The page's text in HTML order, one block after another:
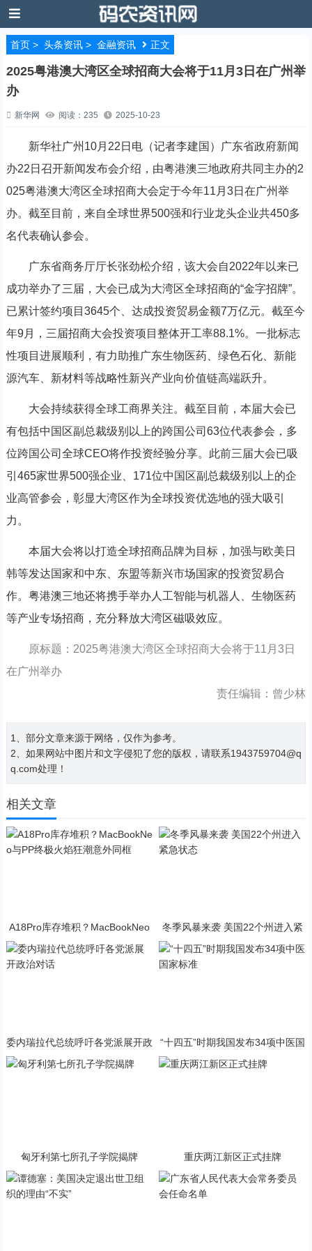
首页> 头条资讯> 金融资讯 正文
2025粤港澳大湾区全球招商大会将于11月3日在广州举
办
新华网 阅读：235 2025-10-23
新华社广州10月22日电（记者李建国）广东省政府新闻
办22日召开新闻发布会介绍，由粤港澳三地政府共同主办的2
025粤港澳大湾区全球招商大会定于今年11月3日在广州举
办。截至目前，来自全球世界500强和行业龙头企业共450多
名代表确认参会。
广东省商务厅厅长张劲松介绍，该大会自2022年以来已
成功举办了三届，大会已成为大湾区全球招商的“金字招牌”。
已累计签约项目3645个、达成投资贸易金额7万亿元。截至今
年9月，三届招商大会投资项目整体开工率88.1%。一批标志
性项目进展顺利，有力助推广东生物医药、绿色石化、新能
源汽车、新材料等战略性新兴产业向价值链高端跃升。
大会持续获得全球工商界关注。截至目前，本届大会已
有包括中国区副总裁级别以上的跨国公司63位代表参会，多
位跨国公司全球CEO将作投资经验分享。此前三届大会已吸
引465家世界500强企业、171位中国区副总裁级别以上的企
业高管参会，彰显大湾区作为全球投资优选地的强大吸引
力。
本届大会将以打造全球招商品牌为目标，加强与欧美日
韩等发达国家和中东、东盟等新兴市场国家的投资贸易合
作。粤港澳三地还将携手举办人工智能与机器人、生物医药
等产业专场招商，充分释放大湾区磁吸效应。
原标题：2025粤港澳大湾区全球招商大会将于11月3日
在广州举办
责任编辑：曾少林
1、部分文章来源于网络，仅作为参考。
2、如果网站中图片和文字侵犯了您的版权，请联系1943759704@q
q.com处理！
相关文章
A18Pro库存堆积？MacBookNeo
与PP终极火焰狂潮意外同框
冬季风暴来袭 美国22个州进入紧
急状态
委内瑞拉代总统呼吁各党派展开政
“十四五”时期我国发布34项中医国
匈牙利第七所孔子学院揭牌 重庆两江新区正式挂牌